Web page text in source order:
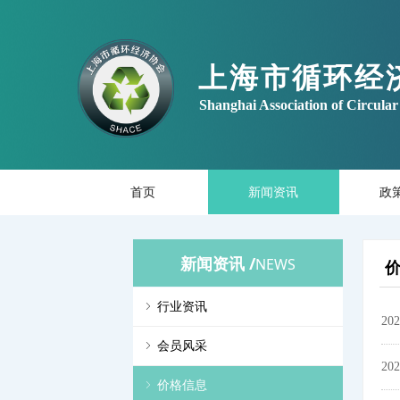
上海市循环经
Shanghai Association of
首页 新闻资讯 政
新闻资讯 /NEWS
ꁇ 行业资讯
ꁇ 会员风采
ꁇ 价格信息